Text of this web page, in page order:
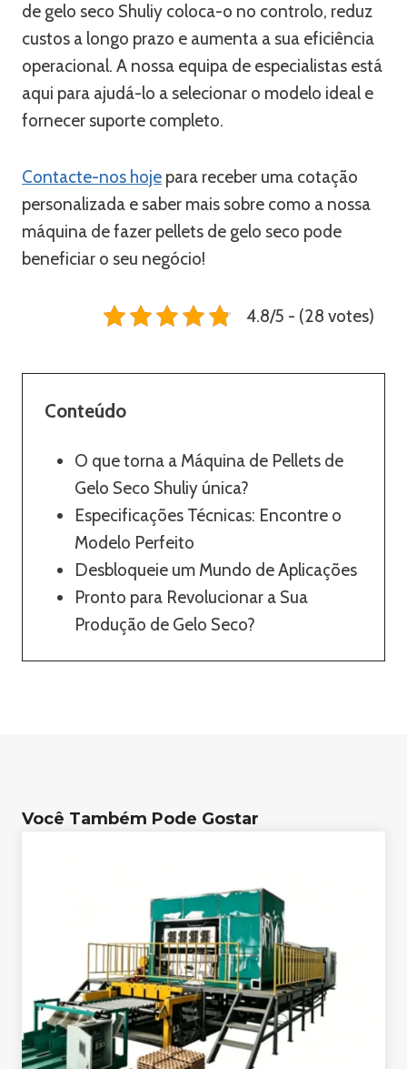
de gelo seco Shuliy coloca-o no controlo, reduz
custos a longo prazo e aumenta a sua eficiência
operacional. A nossa equipa de especialistas está
aqui para ajudá-lo a selecionar o modelo ideal e
fornecer suporte completo.
Contacte-nos hoje para receber uma cotação
personalizada e saber mais sobre como a nossa
máquina de fazer pellets de gelo seco pode
beneficiar o seu negócio!
4.8/5 - (28 votes)
Conteúdo
O que torna a Máquina de Pellets de
Gelo Seco Shuliy única?
Especificações Técnicas: Encontre o
Modelo Perfeito
Desbloqueie um Mundo de Aplicações
Pronto para Revolucionar a Sua
Produção de Gelo Seco?
Você Também Pode Gostar